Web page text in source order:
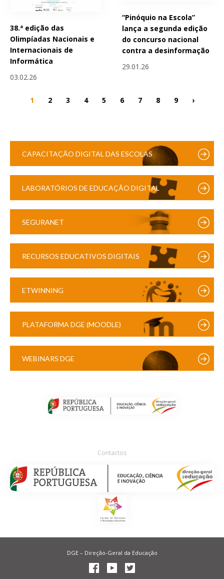
38.ª edição das
Olimpíadas Nacionais e
Internacionais de
Informática
03.02.26
“Pinóquio na Escola”
lança a segunda edição
do concurso nacional
contra a desinformação
29.01.26
1 2 3 4 5 6 7 8 9 ›
CAPACITAÇÃO DIGITAL DAS ESCOLAS
LABORATÓRIOS DE EDUCAÇÃO DIGITAL
SEGURANET
RECURSOS EDUCATIVOS DIGITAIS
ETWINNING
PLATAFORMA DGE (MOODLE)
WEBINARS DGE
Contactos
DGE – Direção-Geral da Educação